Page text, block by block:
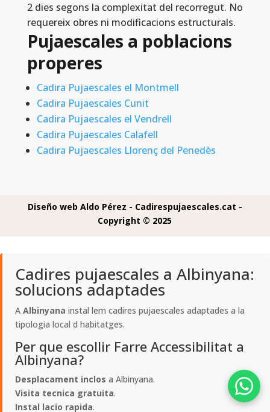
2 dies segons la complexitat del recorregut. No
requereix obres ni modificacions estructurals.
Pujaescales a poblacions
properes
Cadira Pujaescales el Montmell
Cadira Pujaescales Cunit
Cadira Pujaescales el Vendrell
Cadira Pujaescales Calafell
Cadira Pujaescales Llorenç del Penedès
Diseño web Aldo Pérez - Cadirespujaescales.cat -
Copyright © 2025
Cadires pujaescales a Albinyana:
solucions adaptades
A Albinyana instal lem cadires pujaescales adaptades a la
tipologia local d habitatges.
Per que escollir Farre Accessibilitat a
Albinyana?
Desplacament inclos a Albinyana.
Visita tecnica gratuita.
Instal lacio rapida.